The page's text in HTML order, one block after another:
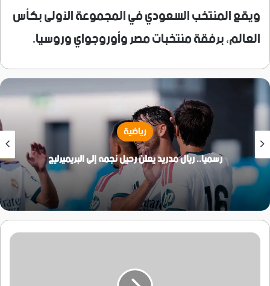
ويقع المنتخب السعودي في المجموعة الأولى بكأس
العالم، برفقة منتخبات مصر وأوروجواي وروسيا.
رياضية
رسميا.. ريال مدريد يعلن رحيل نجمه إلى البريميرليج
تحرير